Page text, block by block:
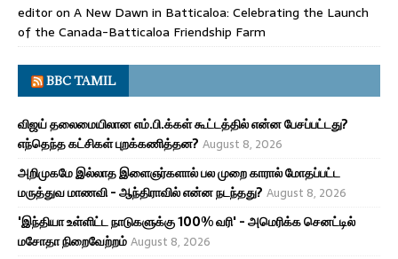
editoron A New Dawn in Batticaloa: Celebrating the Launch
of the Canada-Batticaloa Friendship Farm
BBC TAMIL
விஜய் தலைமையிலான எம்.பி.க்கள் கூட்டத்தில் என்ன பேசப்பட்டது?
எந்தெந்த கட்சிகள் புறக்கணித்தன? August 8, 2026
அறிமுகமே இல்லாத இளைஞர்களால் பல முறை காரால் மோதப்பட்ட
மருத்துவ மாணவி - ஆந்திராவில் என்ன நடந்தது? August 8, 2026
'இந்தியா உள்ளிட்ட நாடுகளுக்கு 100% வரி' - அமெரிக்க செனட்டில்
மசோதா நிறைவேற்றம்August 8, 2026